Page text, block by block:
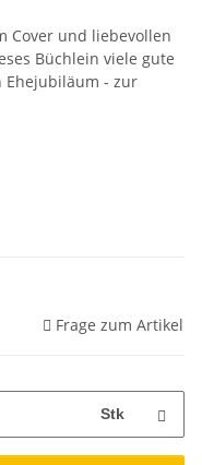
Cover und liebevollen
Büchlein viele gute
Ehejubiläum - zur
Frage zum Artikel
Stk